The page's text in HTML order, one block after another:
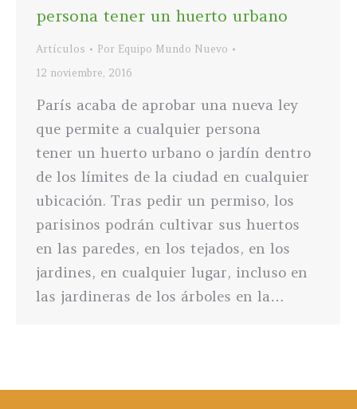
persona tener un huerto urbano
Artículos Por Equipo Mundo Nuevo
12 noviembre, 2016
París acaba de aprobar una nueva ley
que permite a cualquier persona
tener un huerto urbano o jardín dentro
de los límites de la ciudad en cualquier
ubicación. Tras pedir un permiso, los
parisinos podrán cultivar sus huertos
en las paredes, en los tejados, en los
jardines, en cualquier lugar, incluso en
las jardineras de los árboles en la…